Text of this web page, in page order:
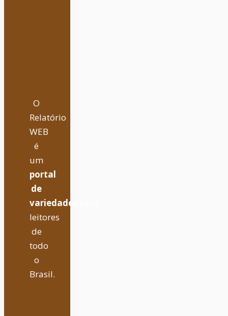
O
Relatório
WEB
é
um
portal
de
variedades
leitores
de
todo
o
Brasil.